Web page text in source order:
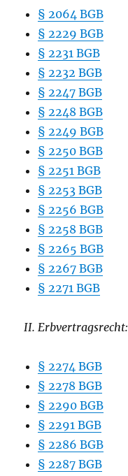
§ 2064 BGB
§ 2229 BGB
§ 2231 BGB
§ 2232 BGB
§ 2247 BGB
§ 2248 BGB
§ 2249 BGB
§ 2250 BGB
§ 2251 BGB
§ 2253 BGB
§ 2256 BGB
§ 2258 BGB
§ 2265 BGB
§ 2267 BGB
§ 2271 BGB
II. Erbvertragsrecht:
§ 2274 BGB
§ 2278 BGB
§ 2290 BGB
§ 2291 BGB
§ 2286 BGB
§ 2287 BGB